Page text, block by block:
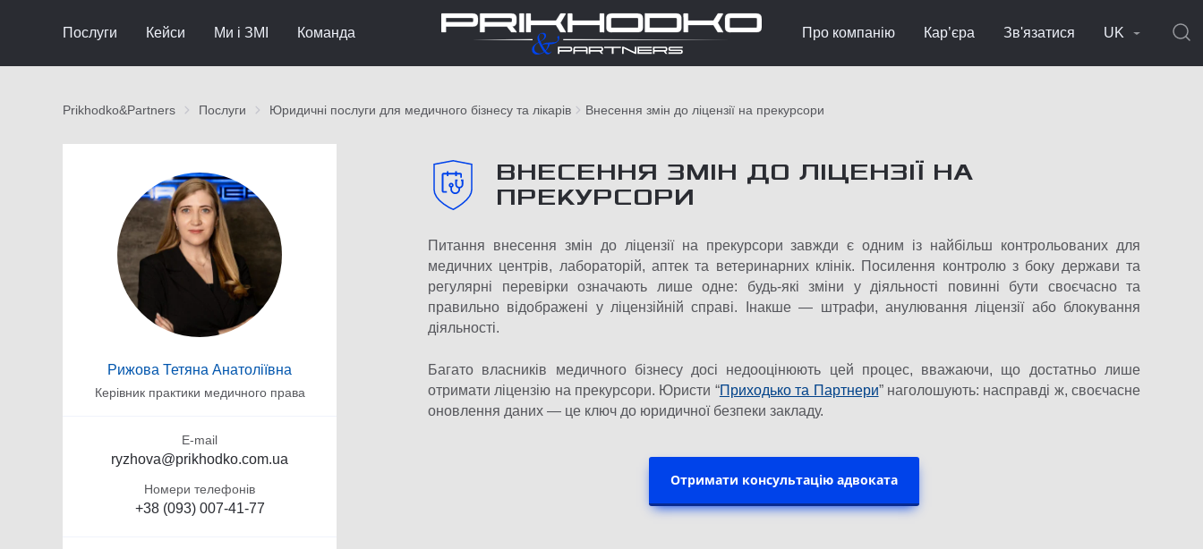
Послуги Кейси Ми і ЗМІ Команда Про компанію Кар’єра Зв'язатися UK
Prikhodko&Partners Послуги Юридичні послуги для медичного бізнесу та лікарів Внесення змін до ліцензії на прекурсори
Рижова Тетяна Анатоліївна
Керівник практики медичного права
E-mail
ryzhova@prikhodko.com.ua
Номери телефонів
+38 (093) 007-41-77
ВНЕСЕННЯ ЗМІН ДО ЛІЦЕНЗІЇ НА
ПРЕКУРСОРИ
Питання внесення змін до ліцензії на прекурсори завжди є одним із найбільш контрольованих для
медичних центрів, лабораторій, аптек та ветеринарних клінік. Посилення контролю з боку держави та
регулярні перевірки означають лише одне: будь-які зміни у діяльності повинні бути своєчасно та
правильно відображені у ліцензійній справі. Інакше — штрафи, анулювання ліцензії або блокування
діяльності.
Багато власників медичного бізнесу досі недооцінюють цей процес, вважаючи, що достатньо лише
отримати ліцензію на прекурсори. Юристи “Приходько та Партнери” наголошують: насправді ж, своєчасне
оновлення даних — це ключ до юридичної безпеки закладу.
Отримати консультацію адвоката